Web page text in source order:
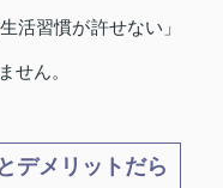
活習慣が許せない」
せん。
デメリットだら